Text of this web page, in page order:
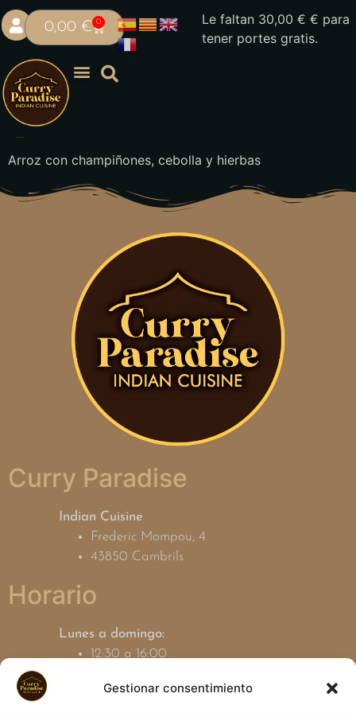
Gestionar consentimiento
0,00 € 0 Le faltan 30,00€ € para
tener portes gratis.
Arroz con champiñones, cebolla y hierbas
Curry Paradise
Indian Cuisine
Frederic Mompou, 4
43850 Cambrils
Horario
Lunes a domingo:
12:30 a 16:00